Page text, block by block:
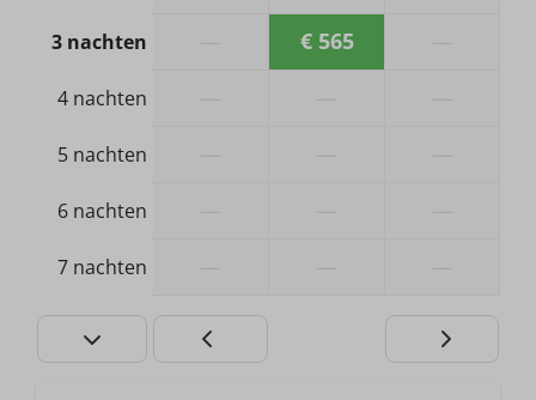
Douche
Toilet
3 nachten € 565
4 nachten
5 nachten
6 nachten
7 nachten